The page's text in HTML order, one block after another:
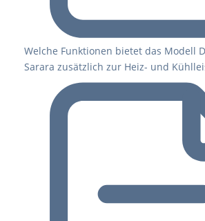
Welche Funktionen bietet das Modell
Sarara zusätzlich zur Heiz- und